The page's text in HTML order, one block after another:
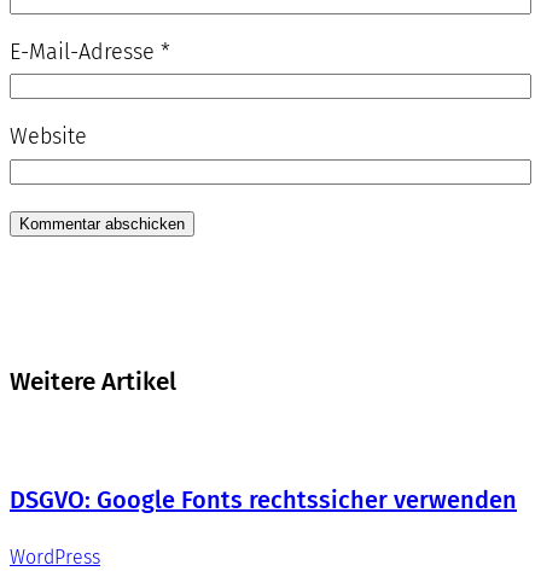
E-Mail-Adresse *
Website
Weitere Artikel
DSGVO: Google Fonts rechtssicher verwenden
WordPress